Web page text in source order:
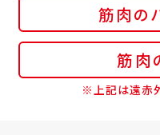
筋肉の
筋肉
※上記は遠赤